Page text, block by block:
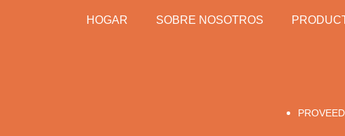
HOGAR SOBRE NOSOTROS